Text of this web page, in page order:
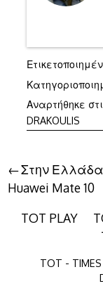
Αναρτήθηκε
DRAKOULIS
Πλοήγηση
άρθρων
Στην
Huawei Mate 10
TOT PLAY
TOT -